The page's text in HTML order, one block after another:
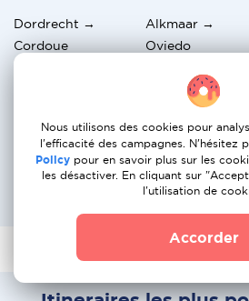
Dordrecht →
Cordoue
Alkmaar →
Oviedo
Delft → Ibiza
Leeuwarden →
Alicante
Helmond → La
Corogne
Nous utilisons des cookies pour
l'efficacité des campagnes. N'hésitez
Policy pour en savoir plus sur les
les désactiver. En cliquant sur
l'utilisation de
Accorder